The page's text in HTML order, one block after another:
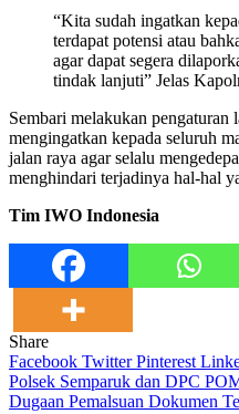
“Kita sudah ingatkan
terdapat potensi atau
agar dapat segera
tindak lanjuti” Jelas
Sembari melakukan
mengingatkan kepada seluruh
jalan raya agar selalu
menghindari terjadinya hal-hal
Tim IWO Indonesia
Share
Facebook TwitterPinterest
Navigasi
Polsek Semparuk dan DPC
Dugaan Pemalsuan Dokumen